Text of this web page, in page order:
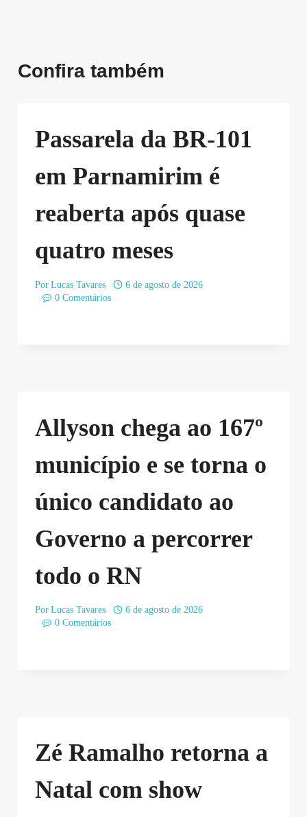
Confira também
Passarela da BR-101
em Parnamirim é
reaberta após quase
quatro meses
Por Lucas Tavares
6 de agosto de 2026
0 Comentários
Allyson chega ao 167º
município e se torna o
único candidato ao
Governo a percorrer
todo o RN
Por Lucas Tavares
6 de agosto de 2026
0 Comentários
Zé Ramalho retorna a
Natal com show